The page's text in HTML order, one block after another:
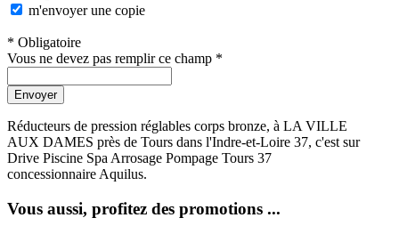
m'envoyer une copie
* Obligatoire
Vous ne devez pas remplir ce champ *
Envoyer
Réducteurs de pression réglables corps bronze, à LA VILLE
AUX DAMES près de Tours dans l'Indre-et-Loire 37, c'est sur
Drive Piscine Spa Arrosage Pompage Tours 37
concessionnaire Aquilus.
Vous aussi, profitez des promotions ...